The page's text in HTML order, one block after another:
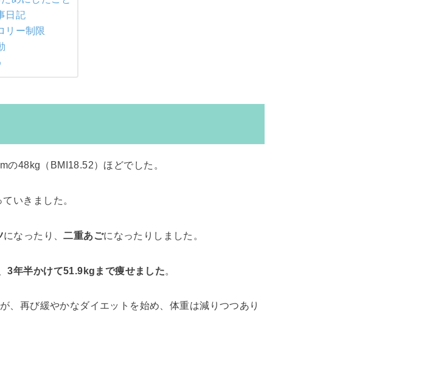
日記
リー制限
48kg（BMI18.52）ほどでした。
いきました。
になったり、二重あごになったりしました。
3年半かけて51.9kgまで痩せました
、再び緩やかなダイエットを始め、体重は減りつつあり